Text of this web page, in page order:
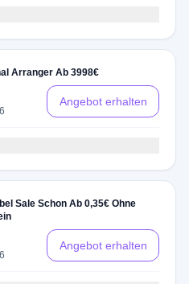
Arranger Ab 3998€
Angebot erhalten
Sale Schon Ab 0,35€ Ohne
Angebot erhalten